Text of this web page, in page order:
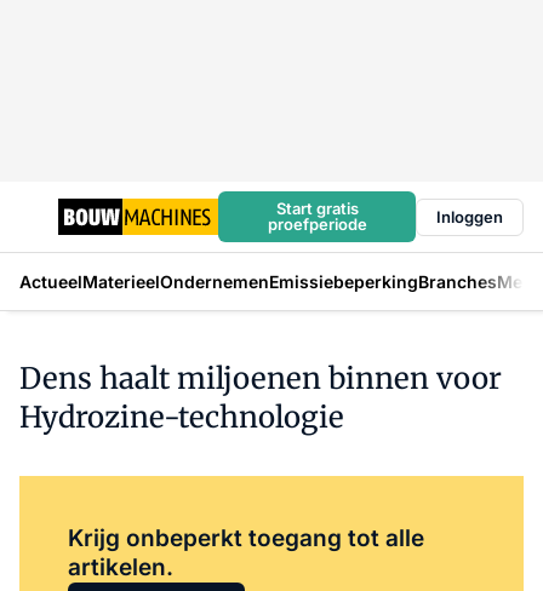
Start gratis
proefperiode
Inloggen
ActueelMaterieelOndernemenEmissiebeperkingBranches
Dens haalt miljoenen binnen voor
Hydrozine-technologie
Krijg onbeperkt toegang tot alle
artikelen.